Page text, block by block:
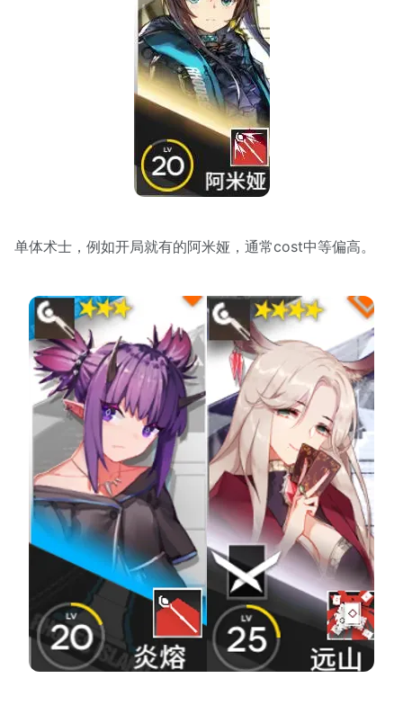
单体术士，例如开局就有的阿米娅，通常cost中等偏高。